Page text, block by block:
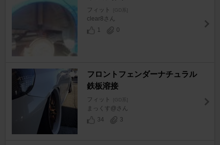
フィット [GD系]
clear8さん
1
0
フロントフェンダーナチュラル
鉄板溶接
フィット [GD系]
まっくす@さん
34
3